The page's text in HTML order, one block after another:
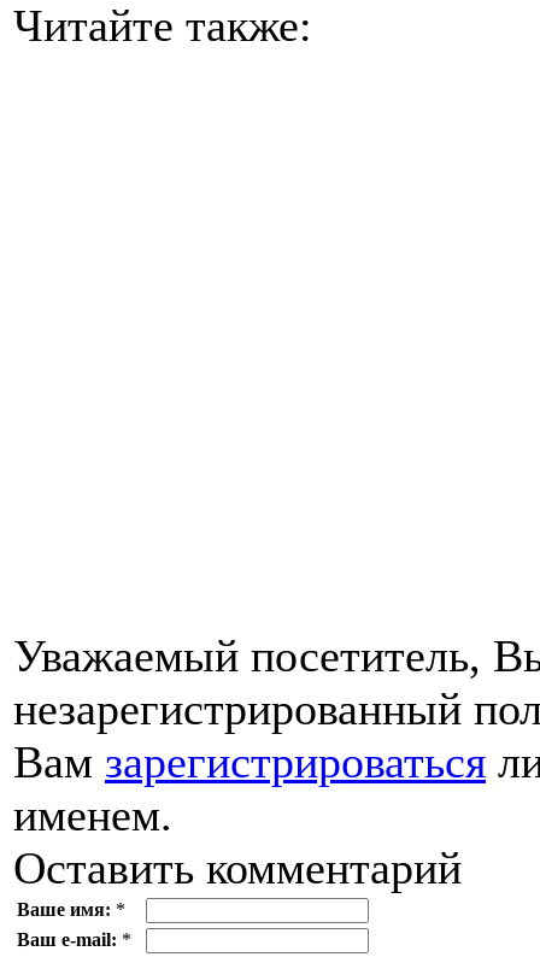
Читайте также:
Уважаемый посетитель,
незарегистрированный
Вам зарегистрироваться
именем.
Оставить комментарий
Ваше имя: *
Ваш e-mail: *